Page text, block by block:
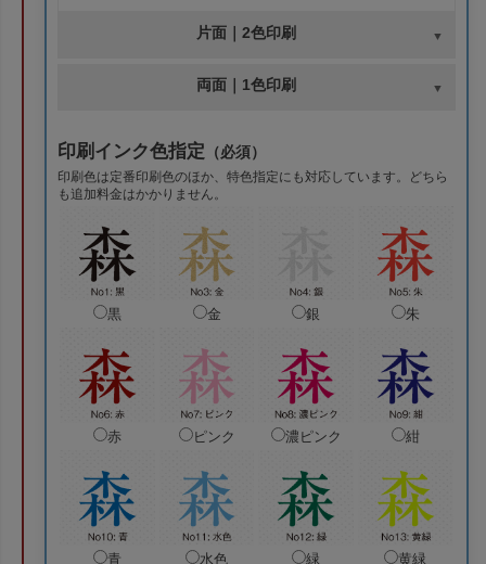
片面｜2色印刷
両面｜1色印刷
印刷インク色指定 （必須）
印刷色は定番印刷色のほか、特色指定にも対応しています。どちら
も追加料金はかかりません。
黒 金 銀 朱
赤 ピンク 濃ピンク 紺
青 水色 緑 黄緑